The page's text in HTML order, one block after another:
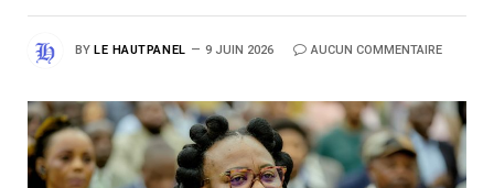
BY LE HAUTPANEL 9 JUIN 2026 AUCUN COMMENTAIRE